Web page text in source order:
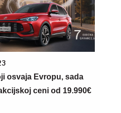
osvaja Evropu, sada
ceni od 19.990€